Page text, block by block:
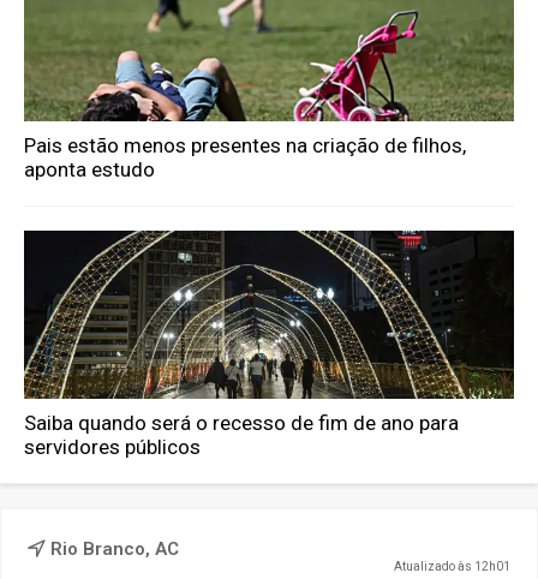
Pais estão menos presentes na criação de filhos,
aponta estudo
Saiba quando será o recesso de fim de ano para
servidores públicos
Rio Branco, AC
Atualizado às 12h01